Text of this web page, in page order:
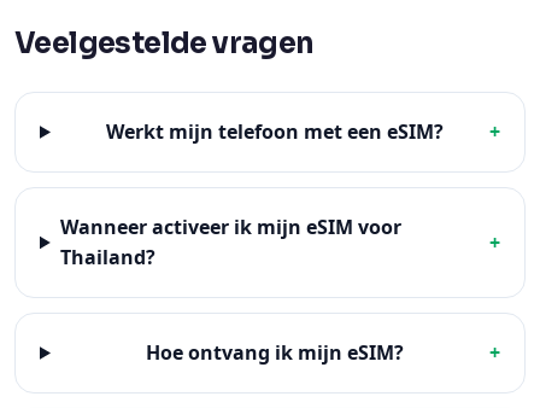
Veelgestelde vragen
Werkt mijn telefoon met een eSIM? +
Wanneer activeer ik mijn eSIM voor
Thailand?
+
Hoe ontvang ik mijn eSIM? +